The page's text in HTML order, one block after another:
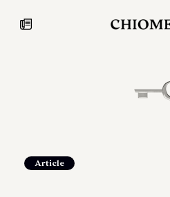
Article